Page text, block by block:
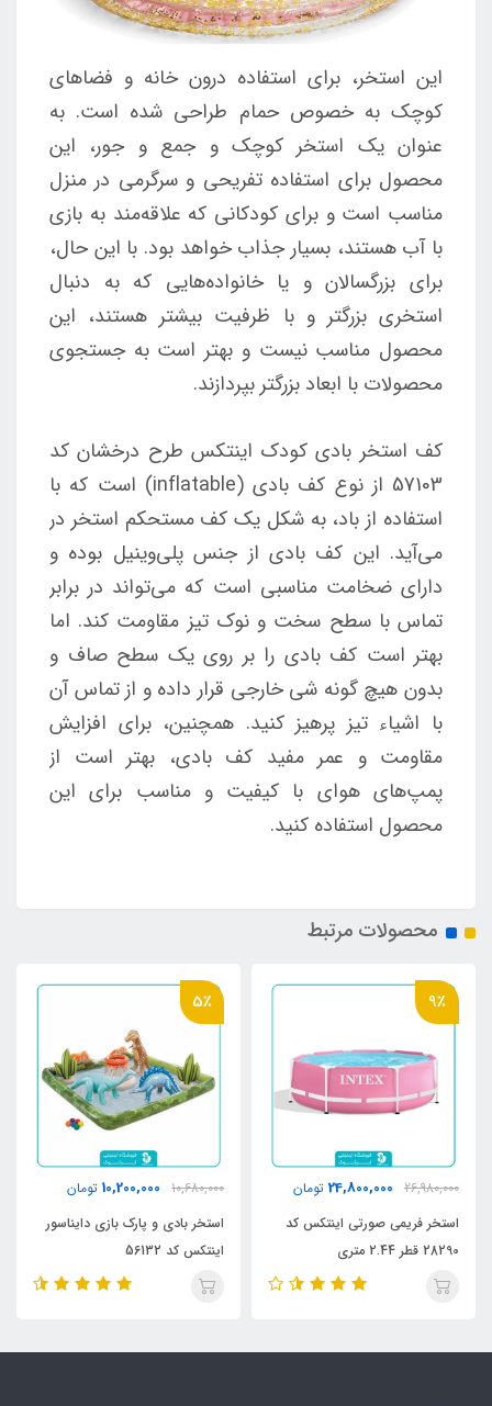
این استخر، برای استفاده درون خانه و فضاهای
کوچک به خصوص حمام طراحی شده است. به
عنوان یک استخر کوچک و جمع و جور، این
محصول برای استفاده تفریحی و سرگرمی در منزل
مناسب است و برای کودکانی که علاقه‌مند به بازی
با آب هستند، بسیار جذاب خواهد بود. با این حال،
برای بزرگسالان و یا خانواده‌هایی که به دنبال
استخری بزرگتر و با ظرفیت بیشتر هستند، این
محصول مناسب نیست و بهتر است به جستجوی
محصولات با ابعاد بزرگتر بپردازند.
کف استخر بادی کودک اینتکس طرح درخشان کد
57103 از نوع کف بادی (inflatable) است که با
استفاده از باد، به شکل یک کف مستحکم استخر در
می‌آید. این کف بادی از جنس پلی‌وینیل بوده و
دارای ضخامت مناسبی است که می‌تواند در برابر
تماس با سطح سخت و نوک تیز مقاومت کند. اما
بهتر است کف بادی را بر روی یک سطح صاف و
بدون هیچ گونه شی خارجی قرار داده و از تماس آن
با اشیاء تیز پرهیز کنید. همچنین، برای افزایش
مقاومت و عمر مفید کف بادی، بهتر است از
پمپ‌های هوای با کیفیت و مناسب برای این
محصول استفاده کنید.
محصولات مرتبط
9٪
26,980,000
24,800,000 تومان
استخر فریمی صورتی اینتکس کد
28290 قطر 2.44 متری
5٪
10,680,000
10,200,000 تومان
استخر بادی و پارک بازی دایناسور
اینتکس کد 56132